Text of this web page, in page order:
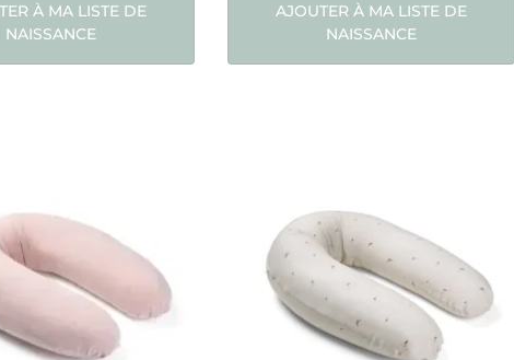
À MA LISTE DE
NAISSANCE
AJOUTER À MA LISTE DE
NAISSANCE